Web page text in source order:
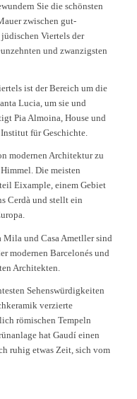
Sie die schönsten
zwischen gut-
Viertels der
und zwanzigsten
ist der Bereich um die
Lucia, um sie und
Pia Almoina, House und
für Geschichte.
modernen Architektur zu
Die meisten
Eixample, einem Gebiet
Cerdà und stellt ein
Mila und Casa Ametller sind
modernen Barcelonés und
Architekten.
Sehenswürdigkeiten
verzierte
römischen Tempeln
hat Gaudí einen
ruhig etwas Zeit, sich vom